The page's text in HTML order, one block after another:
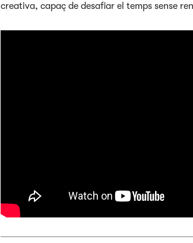
creativa, capaç de desafiar el temps sense